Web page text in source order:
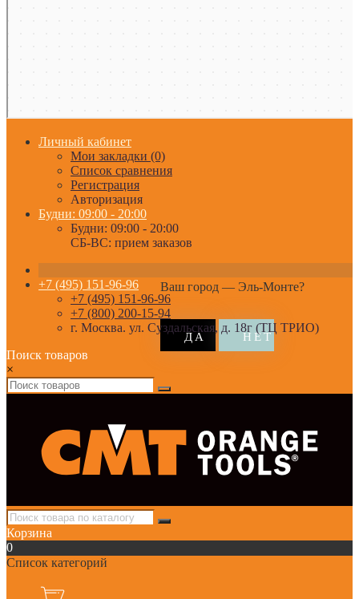
Личный кабинет
Мои закладки (0)
Список сравнения
Регистрация
Авторизация
Будни: 09:00 - 20:00
Будни: 09:00 - 20:00
СБ-ВС: прием заказов
Ваш город — Эль-Монте?
+7 (495) 151-96-96
+7 (495) 151-96-96
+7 (800) 200-15-94
г. Москва. ул. Суздальская, д. 18г (ТЦ ТРИО)
Поиск товаров
×
Корзина
0
Список категорий